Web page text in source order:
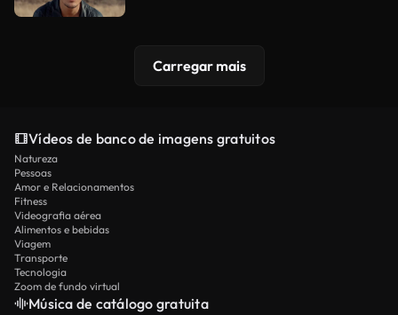
Carregar mais
Vídeos de banco de imagens gratuitos
Natureza
Pessoas
Amor e Relacionamentos
Fitness
Videografia aérea
Alimentos e bebidas
Viagem
Transporte
Tecnologia
Zoom de fundo virtual
Música de catálogo gratuita